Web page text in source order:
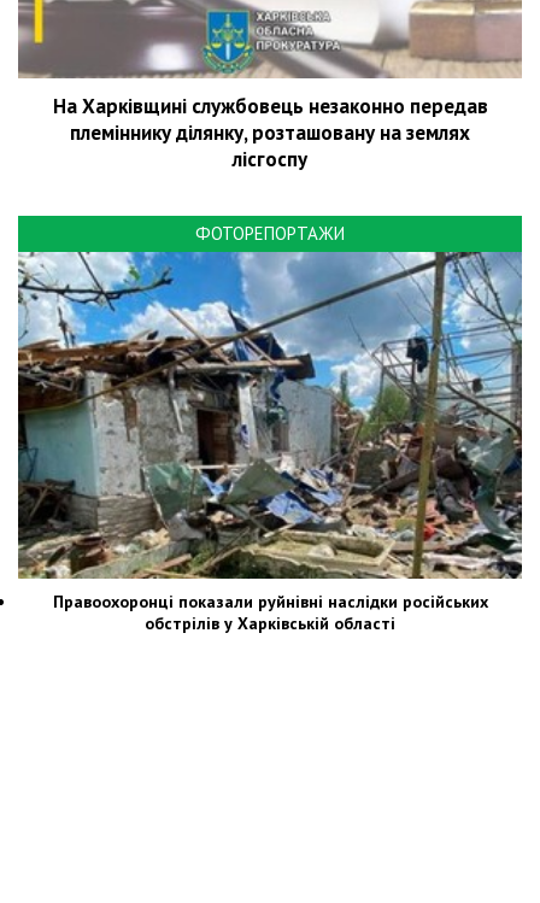
На Харківщині службовець незаконно передав
племіннику ділянку, розташовану на землях
лісгоспу
ФОТОРЕПОРТАЖИ
Правоохоронці показали руйнівні наслідки російських
обстрілів у Харківській області